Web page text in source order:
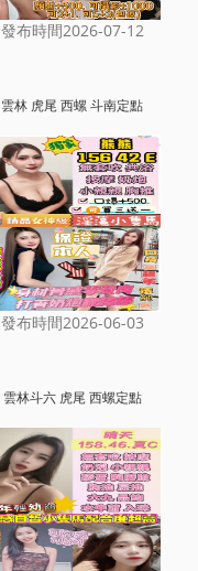
發布時間2026-07-12
雲林 虎尾 西螺 斗南定點
發布時間2026-06-03
雲林斗六 虎尾 西螺定點